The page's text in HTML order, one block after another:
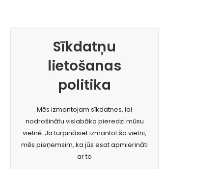
Sīkdatņu
lietošanas
politika
Mēs izmantojam sīkdatnes, lai
nodrošinātu vislabāko pieredzi mūsu
vietnē. Ja turpināsiet izmantot šo vietni,
mēs pieņemsim, ka jūs esat apmierināti
ar to